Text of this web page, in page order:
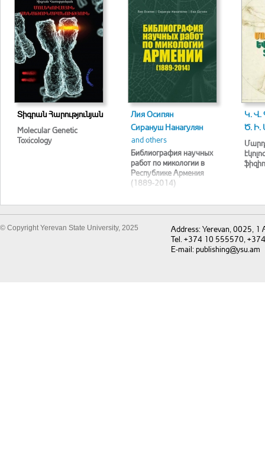
Տիգրան Հարությունյան
Molecular Genetic
Toxicology
Лия Осипян
Сирануш Нанагулян
and others
Библиография научных
работ по микологии в
Республике Армения
(1889-2014)
Կ. Վ.
Ծ. Ի.
© Copyright Yerevan State University, 2025
Address: Yerevan, 0025, 1
Tel. +374 10 555570,
E-mail: publishing@ysu.am